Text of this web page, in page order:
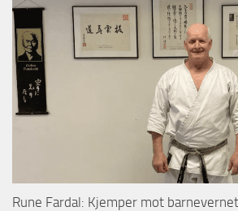
Rune Fardal: Kjemper mot